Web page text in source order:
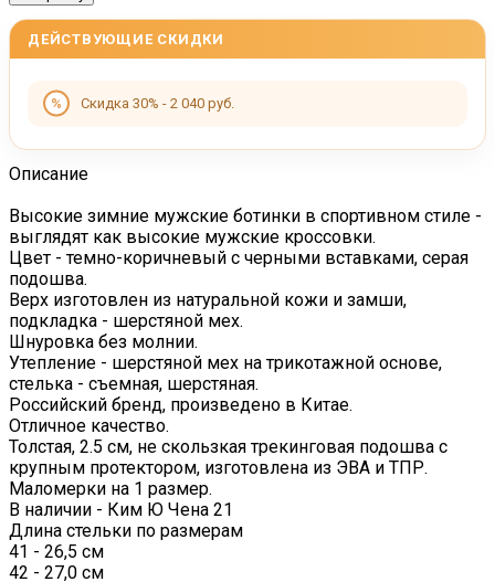
ДЕЙСТВУЮЩИЕ СКИДКИ
Скидка 30% - 2 040 руб.
Описание
Высокие зимние мужские ботинки в спортивном стиле -
выглядят как высокие мужские кроссовки.
Цвет - темно-коричневый с черными вставками, серая
подошва.
Верх изготовлен из натуральной кожи и замши,
подкладка - шерстяной мех.
Шнуровка без молнии.
Утепление - шерстяной мех на трикотажной основе,
стелька - съемная, шерстяная.
Российский бренд, произведено в Китае.
Отличное качество.
Толстая, 2.5 см, не скользкая трекинговая подошва с
крупным протектором, изготовлена из ЭВА и ТПР.
Маломерки на 1 размер.
В наличии - Ким Ю Чена 21
Длина стельки по размерам
41 - 26,5 см
42 - 27,0 см